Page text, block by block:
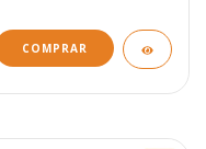
COMPRAR